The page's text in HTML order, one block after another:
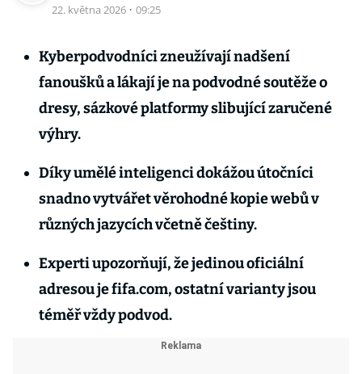
22. května 2026 · 09:25
Kyberpodvodníci zneužívají nadšení
fanoušků a lákají je na podvodné soutěže o
dresy, sázkové platformy slibující zaručené
výhry.
Díky umělé inteligenci dokážou útočníci
snadno vytvářet věrohodné kopie webů v
různých jazycích včetně češtiny.
Experti upozorňují, že jedinou oficiální
adresou je fifa.com, ostatní varianty jsou
téměř vždy podvod.